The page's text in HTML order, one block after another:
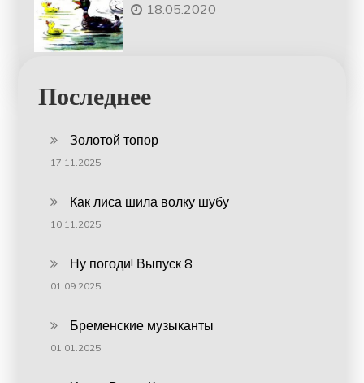
18.05.2020
Последнее
Золотой топор
17.11.2025
Как лиса шила волку шубу
10.11.2025
Ну погоди! Выпуск 8
01.09.2025
Бременские музыканты
01.01.2025